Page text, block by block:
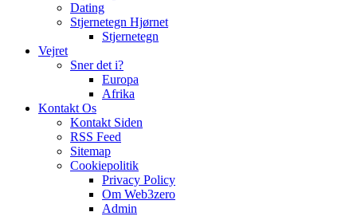
Dating
Stjernetegn Hjørnet
Stjernetegn
Vejret
Sner det i?
Europa
Afrika
Kontakt Os
Kontakt Siden
RSS Feed
Sitemap
Cookiepolitik
Privacy Policy
Om Web3zero
Admin